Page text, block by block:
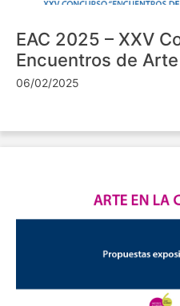
EAC 2025 – XXV
Encuentros de
06/02/2025